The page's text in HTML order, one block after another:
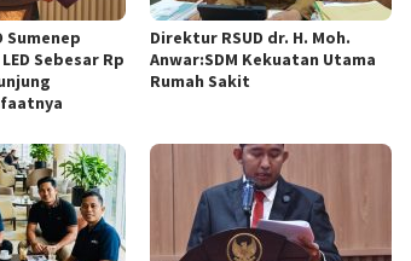
Sumenep
Sebesar Rp
Direktur RSUD dr. H. Moh.
Anwar:SDM Kekuatan Utama
Rumah Sakit